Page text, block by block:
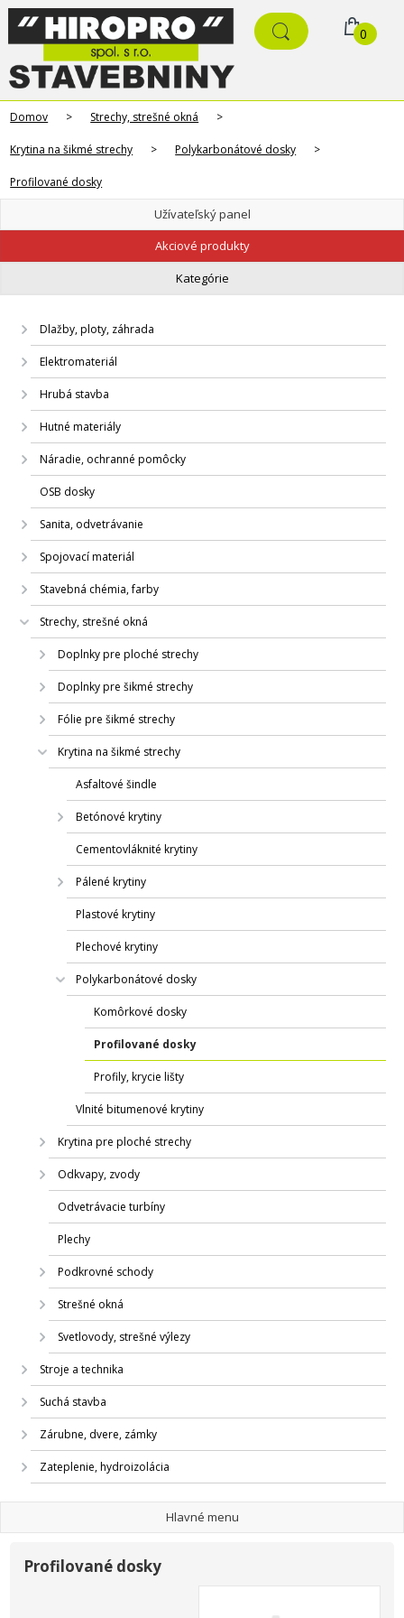
0
Domov > Strechy, strešné okná >
Krytina na šikmé strechy > Polykarbonátové dosky >
Profilované dosky
Užívateľský panel
Akciové produkty
Kategórie
Dlažby, ploty, záhrada
Elektromateriál
Hrubá stavba
Hutné materiály
Náradie, ochranné pomôcky
OSB dosky
Sanita, odvetrávanie
Spojovací materiál
Stavebná chémia, farby
Strechy, strešné okná
Doplnky pre ploché strechy
Doplnky pre šikmé strechy
Fólie pre šikmé strechy
Krytina na šikmé strechy
Asfaltové šindle
Betónové krytiny
Cementovláknité krytiny
Pálené krytiny
Plastové krytiny
Plechové krytiny
Polykarbonátové dosky
Komôrkové dosky
Profilované dosky
Profily, krycie lišty
Vlnité bitumenové krytiny
Krytina pre ploché strechy
Odkvapy, zvody
Odvetrávacie turbíny
Plechy
Podkrovné schody
Strešné okná
Svetlovody, strešné výlezy
Stroje a technika
Suchá stavba
Zárubne, dvere, zámky
Zateplenie, hydroizolácia
Hlavné menu
Profilované dosky